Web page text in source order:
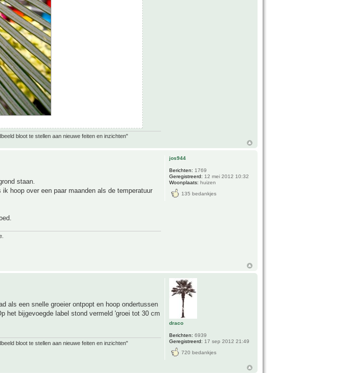
bloot te stellen aan nieuwe feiten en inzichten"
staan.
hoop over een paar maanden als de temperatuur
jos944
Berichten: 1769
Geregistreerd: 12 mei 2012 10:32
Woonplaats: huizen
135 bedankjes
als een snelle groeier ontpopt en hoop ondertussen
het bijgevoegde label stond vermeld 'groei tot 30 cm
bloot te stellen aan nieuwe feiten en inzichten"
draco
Berichten: 6939
Geregistreerd: 17 sep 2012 21:49
720 bedankjes